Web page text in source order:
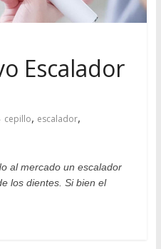
Escalador
cepillo, escalador,
al mercado un escalador
los dientes. Si bien el